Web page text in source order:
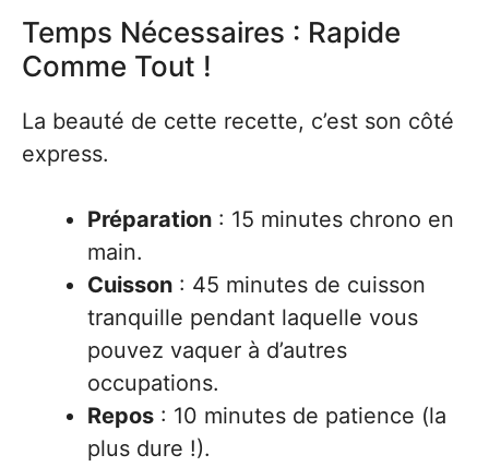
Temps Nécessaires : Rapide
Comme Tout !
La beauté de cette recette, c’est son côté
express.
Préparation : 15 minutes chrono en
main.
Cuisson : 45 minutes de cuisson
tranquille pendant laquelle vous
pouvez vaquer à d’autres
occupations.
Repos : 10 minutes de patience (la
plus dure !).